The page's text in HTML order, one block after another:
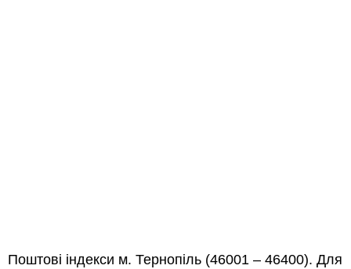
Поштові індекси м. Тернопіль (46001 – 46400). Для